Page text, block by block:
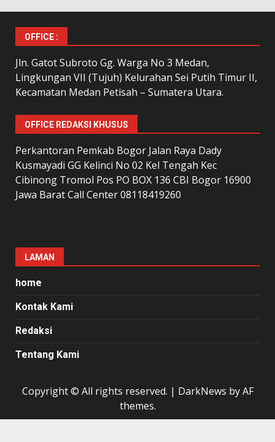
OFFICE :
Jln. Gatot Subroto Gg. Warga No 3 Medan,
Lingkungan VII (Tujuh) Kelurahan Sei Putih Timur II,
Kecamatan Medan Petisah – Sumatera Utara.
OFFICE REDAKSI KHUSUS
Perkantoran Pemkab Bogor Jalan Raya Dady
Kusmayadi GG Kelinci No 02 Kel Tengah Kec
Cibinong Tromol Pos PO BOX 136 CBI Bogor 16900
Jawa Barat Call Center 08118419260
LAMAN
home
Kontak Kami
Redaksi
Tentang Kami
Copyright © All rights reserved. | DarkNews by AF
themes.